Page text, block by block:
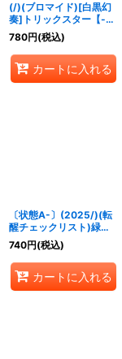
(/)(ブロマイド)[白黒幻
奏]トリックスター【-】
{D07-29}《》
780円(税込)
カートに入れる
〔状態A-〕(2025/)(転
醒チェックリスト)緑の
世界/緑の自然神【-】
{BS73-TCP03a/BS73-
TCP03b}《緑》
740円(税込)
カートに入れる